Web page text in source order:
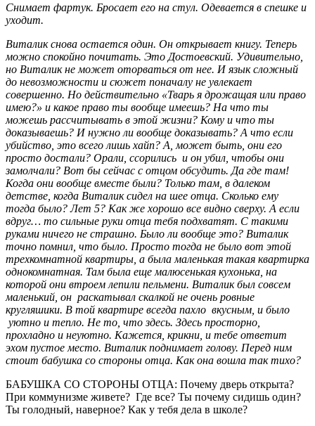
Снимает фартук. Бросает его на стул. Одевается в спешке и
уходит.
Виталик снова остается один. Он открывает книгу. Теперь
можно спокойно почитать. Это Достоевский. Удивительно,
но Виталик не может оторваться от нее. И язык сложный
до невозможности и сюжет поначалу не увлекает
совершенно. Но действительно «Тварь я дрожащая или право
имею?» и какое право ты вообще имеешь? На что ты
можешь рассчитывать в этой жизни? Кому и что ты
доказываешь? И нужно ли вообще доказывать? А что если
убийство, это всего лишь хайп? А, может быть, они его
просто достали? Орали, ссорились и он убил, чтобы они
замолчали? Вот бы сейчас с отцом обсудить. Да где там!
Когда они вообще вместе были? Только там, в далеком
детстве, когда Виталик сидел на шее отца. Сколько ему
тогда было? Лет 5? Как же хорошо все видно сверху. А если
вдруг… то сильные руки отца тебя подхватят. С такими
руками ничего не страшно. Было ли вообще это? Виталик
точно помнил, что было. Просто тогда не было вот этой
трехкомнатной квартиры, а была маленькая такая квартирка
однокомнатная. Там была еще малюсенькая кухонька, на
которой они втроем лепили пельмени. Виталик был совсем
маленький, он раскатывал скалкой не очень ровные
кругляшики. В той квартире всегда пахло вкусным, и было
уютно и тепло. Не то, что здесь. Здесь просторно,
прохладно и неуютно. Кажется, крикни, и тебе ответит
эхом пустое место. Виталик поднимает голову. Перед ним
стоит бабушка со стороны отца. Как она вошла так тихо?
БАБУШКА СО СТОРОНЫ ОТЦА: Почему дверь открыта?
При коммунизме живете? Где все? Ты почему сидишь один?
Ты голодный, наверное? Как у тебя дела в школе?